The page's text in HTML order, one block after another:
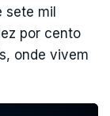
sete mil
por cento
onde vivem